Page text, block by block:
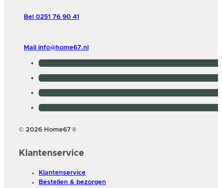
Bel 0251 76 90 41
Mail info@home67.nl
© 2026 Home67 ®
Klantenservice
Klantenservice
Bestellen & bezorgen